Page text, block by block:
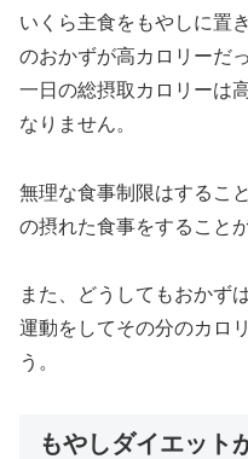
いくら主食をもやしに置
のおかずが高カロリーだ
一日の総摂取カロリーは
なりません。
無理な食事制限はするこ
の摂れた食事をすること
また、どうしてもおかず
運動をしてその分のカロ
う。
もやしダイエット